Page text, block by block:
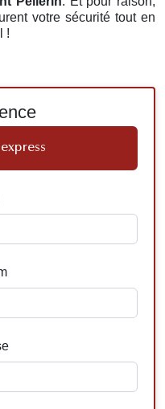
votre sécurité tout en
!